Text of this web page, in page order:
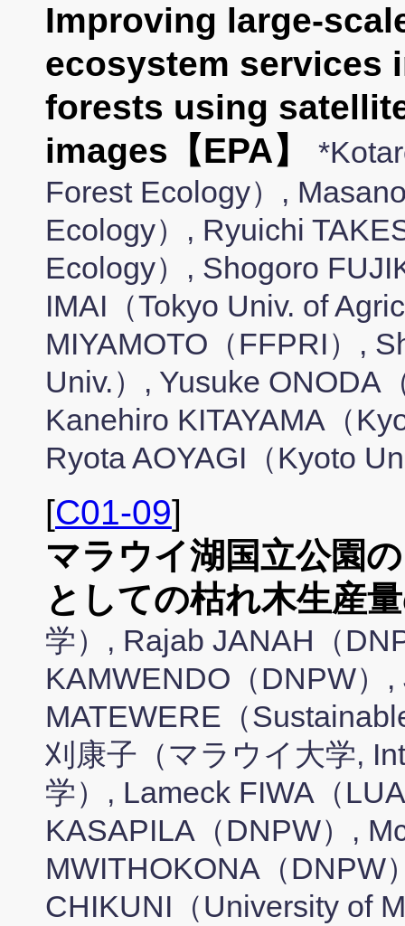
Improving large-
ecosystem services
forests using
images【EPA】
Forest Ecology）,
Ecology）, Ryuichi
Ecology）, Shogoro
IMAI（Tokyo Univ. of
MIYAMOTO（FFPRI）,
Univ.）, Yusuke ONODA
Kanehiro KITAYAMA（
Ryota AOYAGI（Kyoto
[C01-09]
マラウイ湖国立公園
としての枯れ木生産
学）, Rajab JANAH（
KAMWENDO（DNPW）,
MATEWERE（
刈康子（マラウイ大学,
学）, Lameck FIWA（
KASAPILA（DNPW）,
MWITHOKONA（DNPW
CHIKUNI（University of